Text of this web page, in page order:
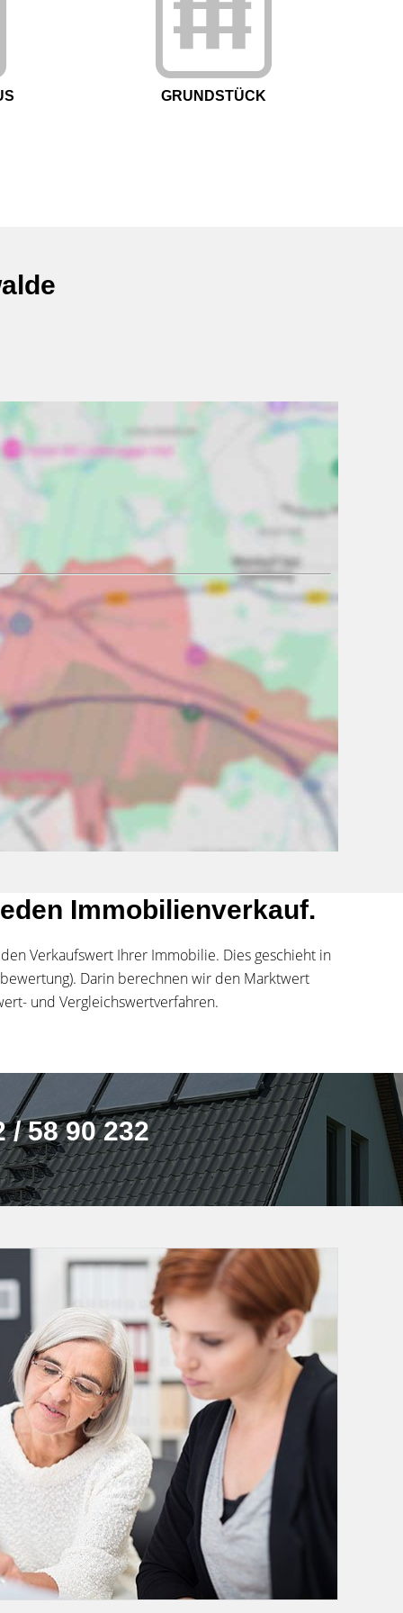
GRUNDSTÜCK
Immobilienverkauf.
Verkaufswert Ihrer Immobilie. Dies geschieht in
Darin berechnen wir den Marktwert
und Vergleichswertverfahren.
/ 58 90 232